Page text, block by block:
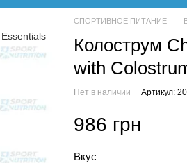
СПОРТИВНОЕ ПИТАНИЕ
Колострум
with
Нет в наличии Артикул:
986 грн
Вкус